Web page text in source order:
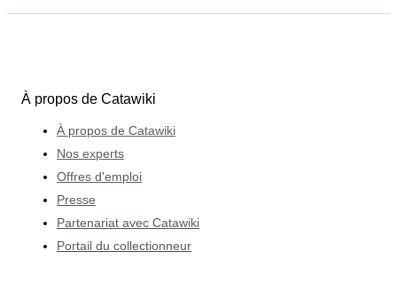
À propos de Catawiki
À propos de Catawiki
Nos experts
Offres d'emploi
Presse
Partenariat avec Catawiki
Portail du collectionneur